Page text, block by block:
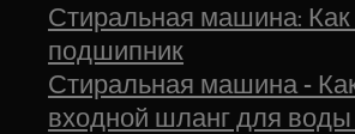
Стиральная машина: Как
подшипник
Стиральная машина -
входной шланг для воды